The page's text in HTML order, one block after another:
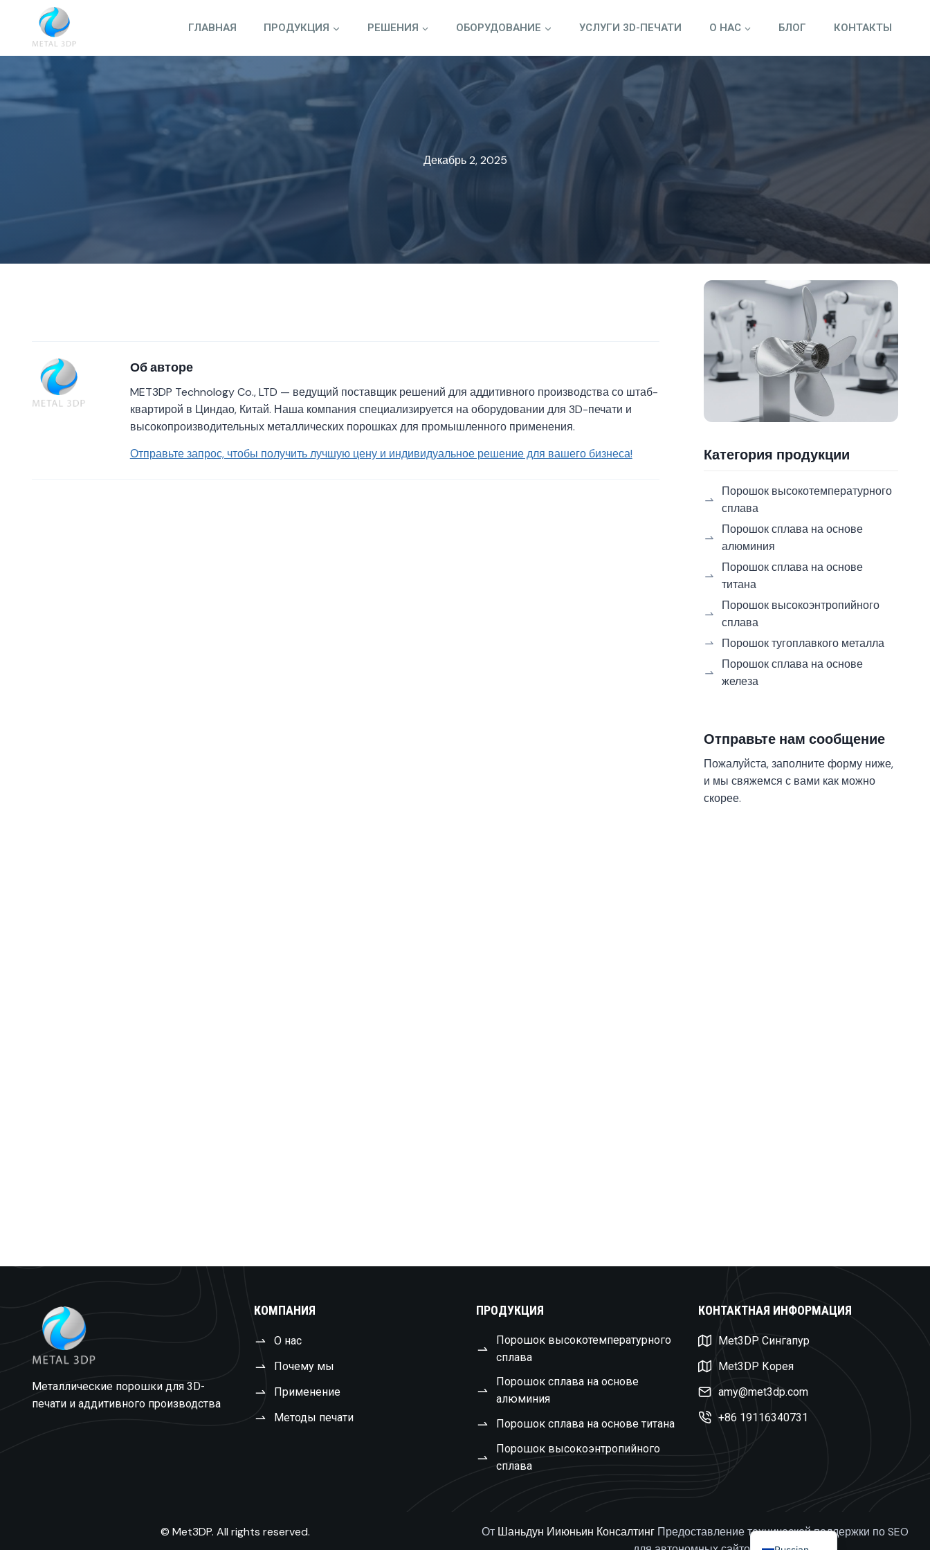
содержимому
ГЛАВНАЯ ПРОДУКЦИЯ РЕШЕНИЯ ОБОРУДОВАНИЕ УСЛУГИ 3D-ПЕЧАТИ О НАС БЛОГ КОНТАКТЫ
Декабрь 2, 2025
Об авторе
MET3DP Technology Co., LTD — ведущий поставщик решений для аддитивного производства со штаб-
квартирой в Циндао, Китай. Наша компания специализируется на оборудовании для 3D-печати и
высокопроизводительных металлических порошках для промышленного применения.
Отправьте запрос, чтобы получить лучшую цену и индивидуальное решение для вашего бизнеса!
Категория продукции
Порошок высокотемпературного
сплава
Порошок сплава на основе
алюминия
Порошок сплава на основе
титана
Порошок высокоэнтропийного
сплава
Порошок тугоплавкого металла
Порошок сплава на основе
железа
Отправьте нам сообщение
Пожалуйста, заполните форму ниже,
и мы свяжемся с вами как можно
скорее.
Металлические порошки для 3D-
печати и аддитивного производства
КОМПАНИЯ
О нас
Почему мы
Применение
Методы печати
ПРОДУКЦИЯ
Порошок высокотемпературного
сплава
Порошок сплава на основе
алюминия
Порошок сплава на основе титана
Порошок высокоэнтропийного
сплава
КОНТАКТНАЯ ИНФОРМАЦИЯ
Met3DP Сингапур
Met3DP Корея
amy@met3dp.com
+86 19116340731
© Met3DP. All rights reserved. От Шаньдун Ииюньин КонсалтингПредоставление технической поддержки по SEO
English
Spanish
Dutch
Polish
Turkish